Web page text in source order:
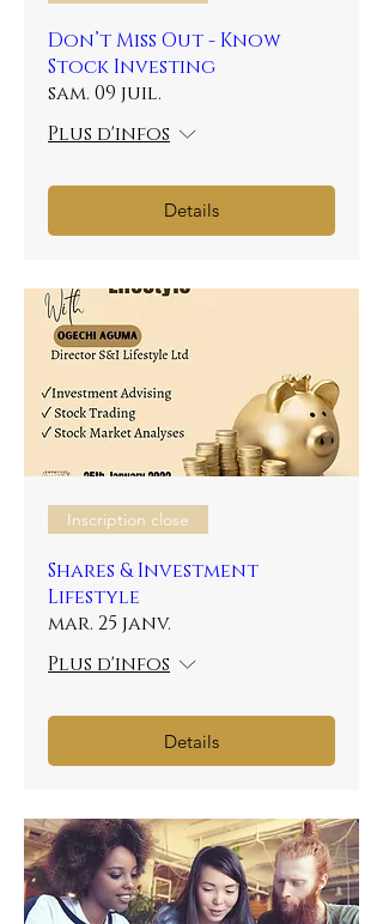
Don’t Miss Out - Know
Stock Investing
sam. 09 juil.
Plus d'infos
Details
Inscription close
Shares & Investment
Lifestyle
mar. 25 janv.
Plus d'infos
Details